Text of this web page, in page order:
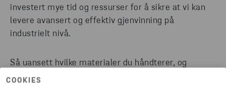
COOKIES
investert mye tid og ressurser for å sikre at vi kan
levere avansert og effektiv gjenvinning på
industrielt nivå.
Så uansett hvilke materialer du håndterer, og
uansett volum, ta kontakt med oss og la oss